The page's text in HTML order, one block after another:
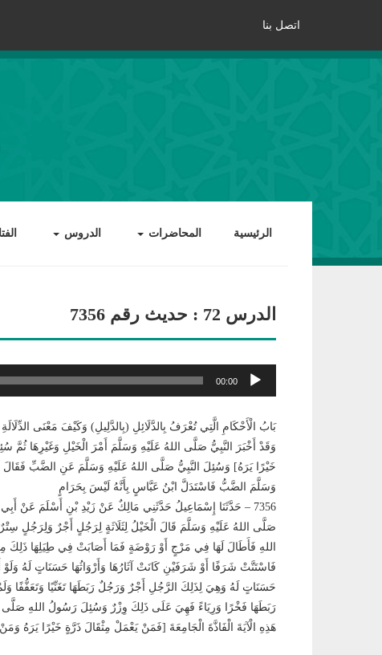
اتصل بنا
الرئيسية المحاضرات الدروس
الدرس 72 : حديث رقم 7356
مشغل
الصوت
00:00
بَابُ الْأَحْكَامِ الَّتِي تُعْرَفُ بِالدَّلَائِلِ (بِالدَّلِيلِ) وَكَيْفَ مَعْنَى
وَقَدْ أَخْبَرَ النَّبِيُّ صَلَّى اللهُ عَلَيْهِ وَسَلَّمَ أَمْرَ الْخَيْلِ وَغَيْرِهَا
خَيْرًا يَرَهُ] وَسُئِلَ النَّبِيُّ صَلَّى اللهُ عَلَيْهِ وَسَلَّمَ عَنِ الضَّبِّ فَقَالَ
وَسَلَّمَ الضَّبُّ فَاسْتَدَلَّ ابْنُ عَبَّاسٍ بِأَنَّهُ لَيْسَ بِحَرَامٍ
7356 – حَدَّثَنَا إِسْمَاعِيلُ حَدَّثَنِي مَالِكٌ عَنْ زَيْدِ بْنِ أَسْلَمَ
صَلَّى اللهُ عَلَيْهِ وَسَلَّمَ قَالَ الْخَيْلُ لِثَلَاثَةٍ لِرَجُلٍ أَجْرٌ وَلِرَجُلٍ
اللهِ فَأَطَالَ لَهَا فِي مَرْجٍ أَوْ رَوْضَةٍ فَمَا أَصَابَتْ فِي طِيَلِهَا ذَلِكَ
فَاسْتَنَّتْ شَرَفًا أَوْ شَرَفَيْنِ كَانَتْ آثَارُهَا وَأَرْوَاثُهَا حَسَنَاتٍ لَهُ
حَسَنَاتٍ لَهُ وَهِيَ لِذَلِكَ الرَّجُلِ أَجْرٌ وَرَجُلٌ رَبَطَهَا تَغَنِّيًا وَتَعَفُّفًا
رَبَطَهَا فَخْرًا وَرِيَاءً فَهِيَ عَلَى ذَلِكَ وِزْرٌ وَسُئِلَ رَسُولُ اللهِ صَلَّى
هَذِهِ الْآيَةَ الْفَاذَّةَ الْجَامِعَةَ [فَمَنْ يَعْمَلْ مِثْقَالَ ذَرَّةٍ خَيْرًا يَرَهُ